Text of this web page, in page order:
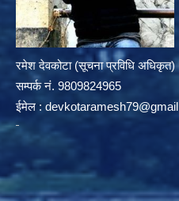
रमेश देवकोटा (सूचना प्रविधि अधिकृत)
सम्पर्क न‌ं. 9809824965
ईमेल :